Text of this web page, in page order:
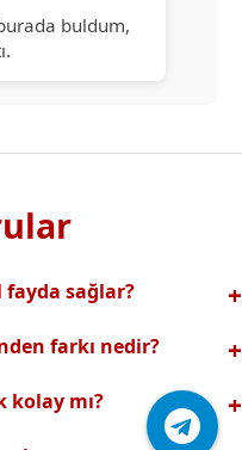
buldum,
sağlar?
farkı nedir?
sunuyoruz.
sağlanır.Ayrıca Daha
kolay mı?
kolayca sipariş